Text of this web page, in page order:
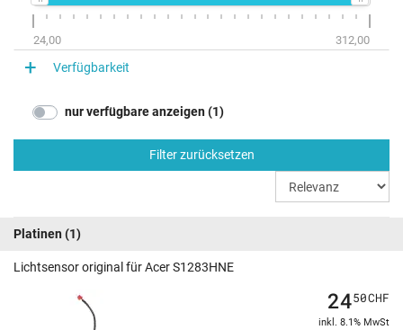
24,00 312,00
Verfügbarkeit
nur verfügbare anzeigen (1)
Filter zurücksetzen
Platinen (1)
Lichtsensor original für Acer S1283HNE
2450CHF
inkl. 8.1% MwSt